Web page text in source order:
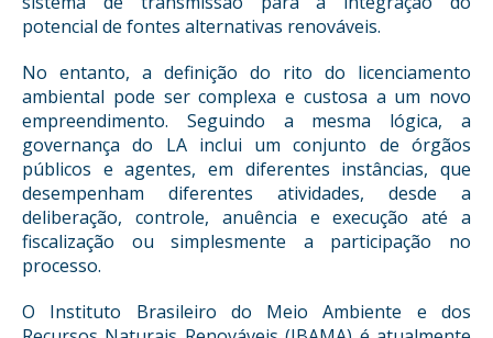
potencial de fontes alternativas renováveis.
No entanto, a definição do rito do licenciamento
ambiental pode ser complexa e custosa a um novo
empreendimento. Seguindo a mesma lógica, a
governança do LA inclui um conjunto de órgãos
públicos e agentes, em diferentes instâncias, que
desempenham diferentes atividades, desde a
deliberação, controle, anuência e execução até a
fiscalização ou simplesmente a participação no
processo.
O Instituto Brasileiro do Meio Ambiente e dos